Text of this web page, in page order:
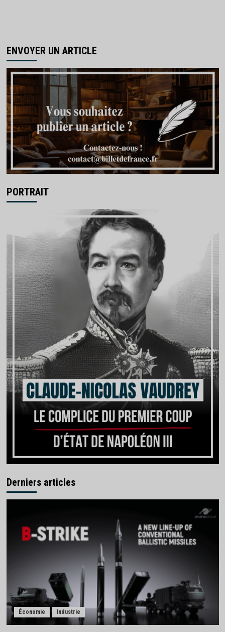
ENVOYER UN ARTICLE
PORTRAIT
Derniers articles
Économie Industrie